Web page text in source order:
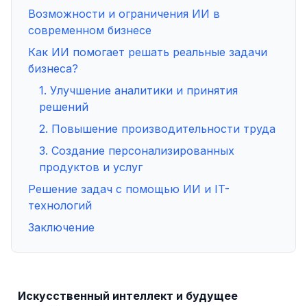
Возможности и ограничения ИИ в
современном бизнесе
Как ИИ помогает решать реальные задачи
бизнеса?
1. Улучшение аналитики и принятия
решений
2. Повышение производительности труда
3. Создание персонализированных
продуктов и услуг
Решение задач с помощью ИИ и IT-
технологий
Заключение
Искусственный интеллект и будущее